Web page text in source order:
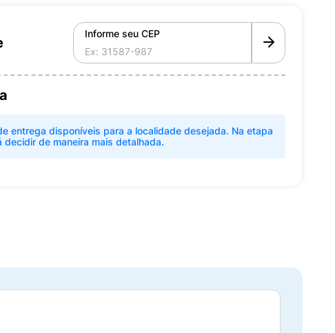
Informe seu CEP
entrega disponíveis para a localidade desejada. Na etapa
de maneira mais detalhada.